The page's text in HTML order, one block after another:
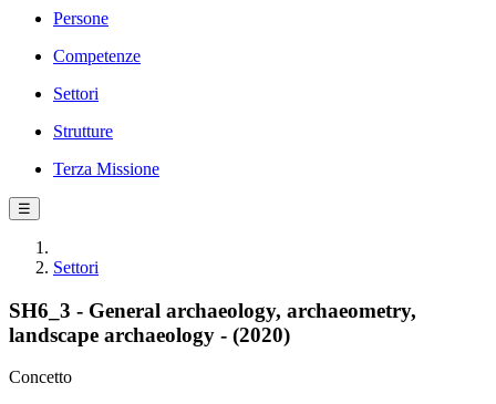
Persone
Competenze
Settori
Strutture
Terza Missione
☰
Settori
SH6_3 - General archaeology, archaeometry,
landscape archaeology - (2020)
Concetto